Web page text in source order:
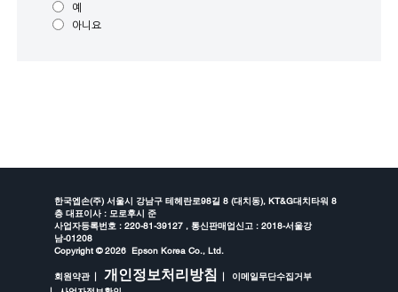
예
아니요
한국엡손(주) 서울시 강남구 테헤란로98길 8 (대치동), KT&G대치타워 8
층 대표이사 : 모로후시 준
사업자등록번호 : 220-81-39127 , 통신판매업신고 : 2018-서울강
남-01208
Copyright ©2026 Epson Korea Co., Ltd.
회원약관 개인정보처리방침
이메일무단수집거부